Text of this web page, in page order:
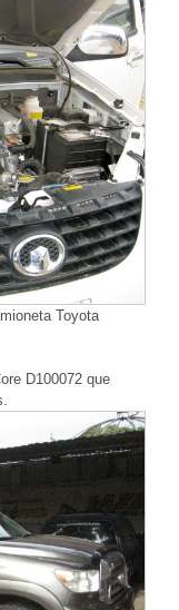
Toyota
D100072 que